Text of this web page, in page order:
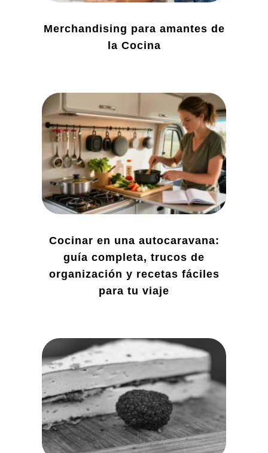
Merchandising para amantes de
la Cocina
Cocinar en una autocaravana:
guía completa, trucos de
organización y recetas fáciles
para tu viaje